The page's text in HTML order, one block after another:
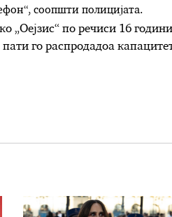
соопшти полицијата.
„Оејзис“ по речиси 16 години
го распродадоа